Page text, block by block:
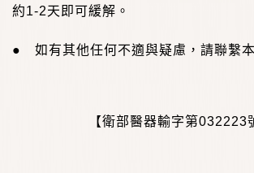
約1-2天即可緩解。
● 如有其他任何不適與疑慮，請聯繫本
【衛部醫器輸字第032223